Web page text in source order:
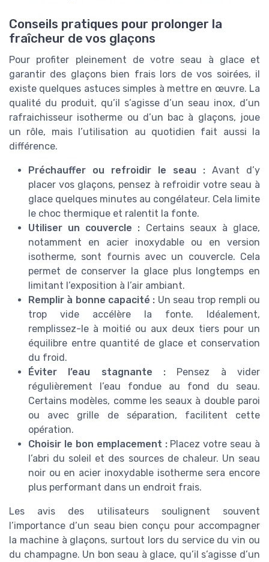
Conseils pratiques pour prolonger la
fraîcheur de vos glaçons
Pour profiter pleinement de votre seau à glace et
garantir des glaçons bien frais lors de vos soirées, il
existe quelques astuces simples à mettre en œuvre. La
qualité du produit, qu’il s’agisse d’un seau inox, d’un
rafraichisseur isotherme ou d’un bac à glaçons, joue
un rôle, mais l’utilisation au quotidien fait aussi la
différence.
Préchauffer ou refroidir le seau : Avant d’y
placer vos glaçons, pensez à refroidir votre seau à
glace quelques minutes au congélateur. Cela limite
le choc thermique et ralentit la fonte.
Utiliser un couvercle : Certains seaux à glace,
notamment en acier inoxydable ou en version
isotherme, sont fournis avec un couvercle. Cela
permet de conserver la glace plus longtemps en
limitant l’exposition à l’air ambiant.
Remplir à bonne capacité : Un seau trop rempli ou
trop vide accélère la fonte. Idéalement,
remplissez-le à moitié ou aux deux tiers pour un
équilibre entre quantité de glace et conservation
du froid.
Éviter l’eau stagnante : Pensez à vider
régulièrement l’eau fondue au fond du seau.
Certains modèles, comme les seaux à double paroi
ou avec grille de séparation, facilitent cette
opération.
Choisir le bon emplacement :Placez votre seau à
l’abri du soleil et des sources de chaleur. Un seau
noir ou en acier inoxydable isotherme sera encore
plus performant dans un endroit frais.
Les avis des utilisateurs soulignent souvent
l’importance d’un seau bien conçu pour accompagner
la machine à glaçons, surtout lors du service du vin ou
du champagne. Un bon seau à glace, qu’il s’agisse d’un